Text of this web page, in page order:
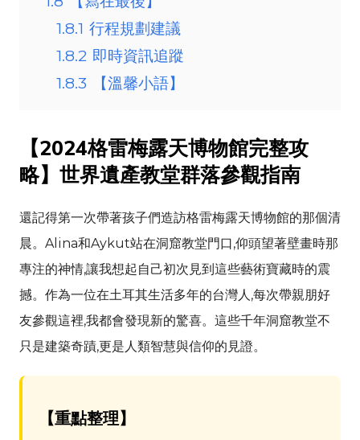
1.8.1 行程規劃建議
1.8.2 即時資訊追蹤
1.8.3
【溫馨小語】
【2024格雷梅露天博物館完整攻
略】世界遺產教堂群落參觀指南
還記得第一次帶著孩子們造訪格雷梅露天博物館的那個清
晨。 Alina和Aykut站在洞窟教堂門口,仰頭望著壁畫時那
專注的神情,讓我想起自己初次見到這些藝術寶藏時的震
撼。作為一位在土耳其生活多年的台灣人,每次帶親朋好
友參觀這裡,我都會發現新的驚喜。這些千年洞窟教堂不
只是建築奇蹟,更是人類智慧與信仰的見證。
【重點整理】